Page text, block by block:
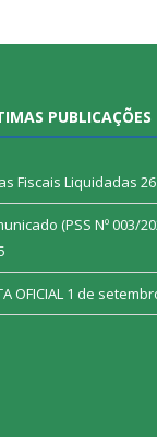
PUBLICAÇÕES
Fiscais Liquidadas
(PSS Nº 003/
OFICIAL 1 de